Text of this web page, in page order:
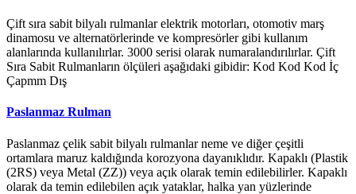
Çift sıra sabit bilyalı rulmanlar elektrik motorları, otomotiv marş
dinamosu ve alternatörlerinde ve kompresörler gibi kullanım
alanlarında kullanılırlar. 3000 serisi olarak numaralandırılırlar. Çift
Sıra Sabit Rulmanların ölçüleri aşağıdaki gibidir: Kod Kod Kod İç
Çapmm Dış
Paslanmaz Rulman
Paslanmaz çelik sabit bilyalı rulmanlar neme ve diğer çeşitli
ortamlara maruz kaldığında korozyona dayanıklıdır. Kapaklı (Plastik
(2RS) veya Metal (ZZ)) veya açık olarak temin edilebilirler. Kapaklı
olarak da temin edilebilen açık yataklar, halka yan yüzlerinde